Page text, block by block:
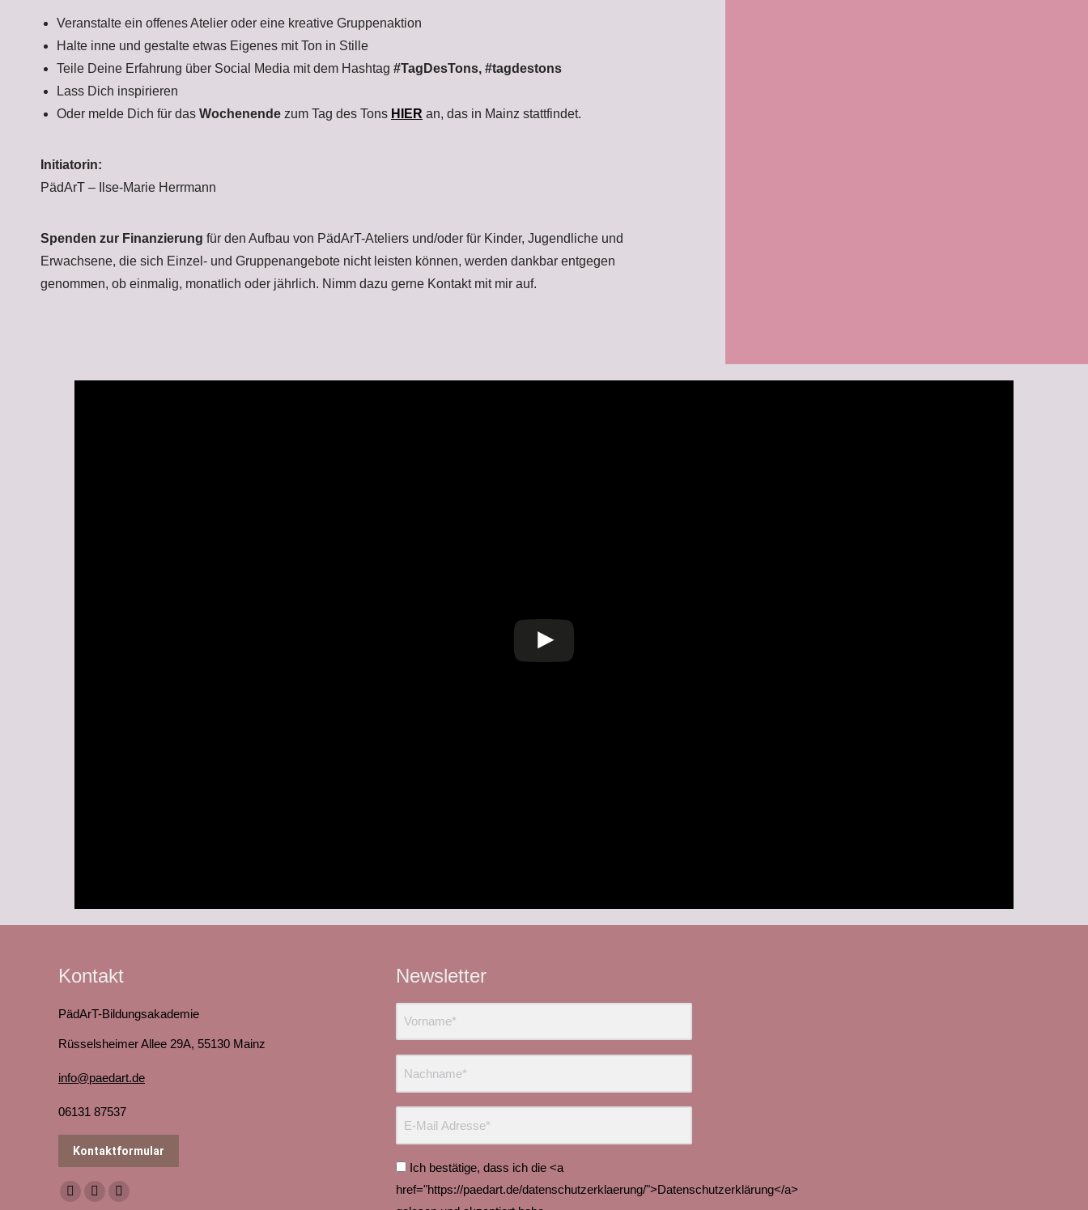
Veranstalte ein offenes Atelier oder eine kreative Gruppenaktion
Halte inne und gestalte etwas Eigenes mit Ton in Stille
Teile Deine Erfahrung über Social Media mit dem Hashtag #TagDesTons, #tagdestons
Lass Dich inspirieren
Oder melde Dich für das Wochenende zum Tag des Tons HIER an, das in Mainz stattfindet.
Initiatorin:
PädArT – Ilse-Marie Herrmann
Spenden zur Finanzierung für den Aufbau von PädArT-Ateliers und/oder für Kinder, Jugendliche und
Erwachsene, die sich Einzel- und Gruppenangebote nicht leisten können, werden dankbar entgegen
genommen, ob einmalig, monatlich oder jährlich. Nimm dazu gerne Kontakt mit mir auf.
Kontakt
PädArT-Bildungsakademie
Rüsselsheimer Allee 29A, 55130 Mainz
info@paedart.de
06131 87537
Kontaktformular
Finden Sie uns auf:
Facebook
YouTubeInstagram
Newsletter
Ich bestätige, dass ich die <a
href="https://paedart.de/datenschutzerklaerung/">Datenschutzerklärung</a>